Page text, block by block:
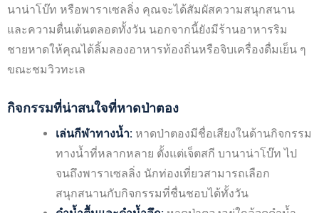
นาน่าโบ๊ท หรือพาราเซลลิ่ง คุณจะได้สัมผัสความสนุกสนาน
และความตื่นเต้นตลอดทั้งวัน นอกจากนี้ยังมีร้านอาหารริม
ชายหาดให้คุณได้ลิ้มลองอาหารท้องถิ่นหรือจิบเครื่องดื่มเย็น ๆ
ขณะชมวิวทะเล
กิจกรรมที่น่าสนใจที่หาดป่าตอง
เล่นกีฬาทางน้ำ: หาดป่าตองมีชื่อเสียงในด้านกิจกรรม
ทางน้ำที่หลากหลาย ตั้งแต่เจ็ตสกี บานาน่าโบ๊ท ไป
จนถึงพาราเซลลิ่ง นักท่องเที่ยวสามารถเลือก
สนุกสนานกับกิจกรรมที่ชื่นชอบได้ทั้งวัน